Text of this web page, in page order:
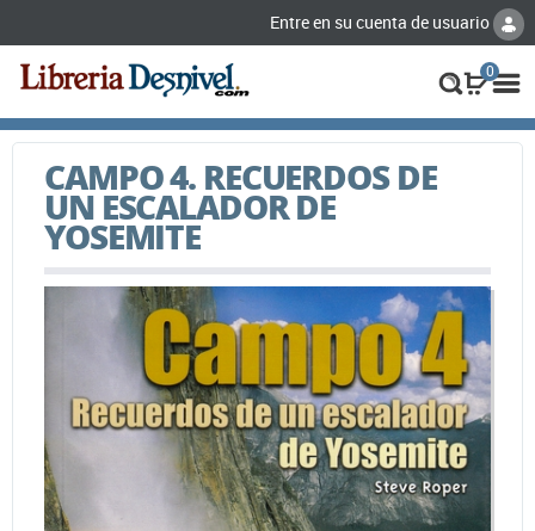
Entre en su cuenta de usuario
0
CAMPO 4. RECUERDOS DE
UN ESCALADOR DE
YOSEMITE